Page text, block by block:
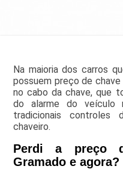
Na maioria dos carros
possuem preço de
no cabo da chave, que
do alarme do veículo
tradicionais
chaveiro.
Perdi a preço
Gramado e agora?